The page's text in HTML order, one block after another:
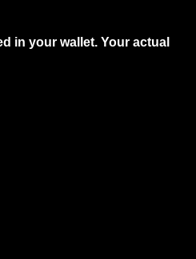
in your wallet. Your actual